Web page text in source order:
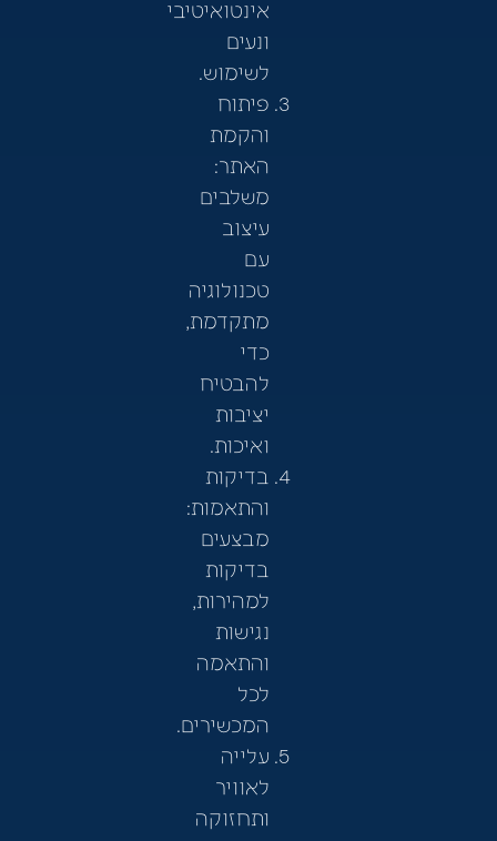
אינטואיטיבי
ונעים
לשימוש.
פיתוח
והקמת
האתר:
משלבים
עיצוב
עם
טכנולוגיה
מתקדמת,
כדי
להבטיח
יציבות
ואיכות.
בדיקות
והתאמות:
מבצעים
בדיקות
למהירות,
נגישות
והתאמה
לכל
המכשירים.
עלייה
לאוויר
ותחזוקה